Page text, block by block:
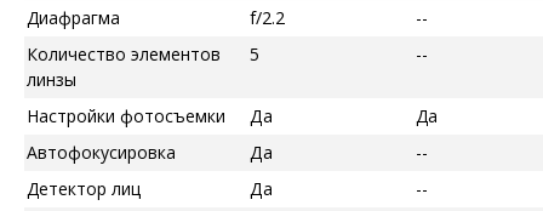
Диафрагма
f/2.2
--
Количество элементов
линзы
5 --
Настройки фотосъемки Да
Да
Автофокусировка
Да
--
Детектор лиц
Да
--